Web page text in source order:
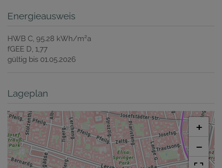
Energieausweis
HWB C, 95.28 kWh/m2a
fGEE D, 1,77
gültig bis 01.05.2026
Lageplan
+
−